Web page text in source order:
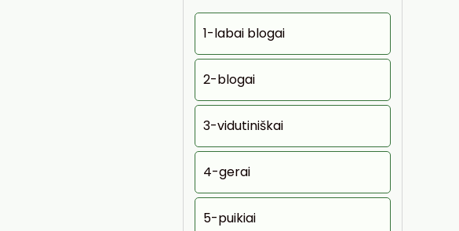
1-labai blogai
2-blogai
3-vidutiniškai
4-gerai
5-puikiai